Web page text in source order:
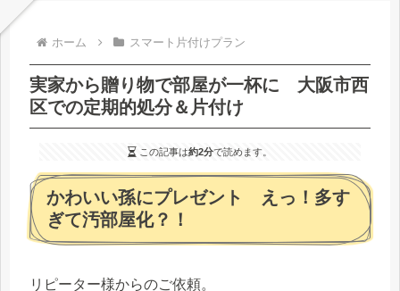
ホーム スマート片付けプラン
実家から贈り物で部屋が一杯に 大阪市西
区での定期的処分＆片付け
この記事は約2分で読めます。
かわいい孫にプレゼント えっ！多す
ぎて汚部屋化？！
リピーター様からのご依頼。